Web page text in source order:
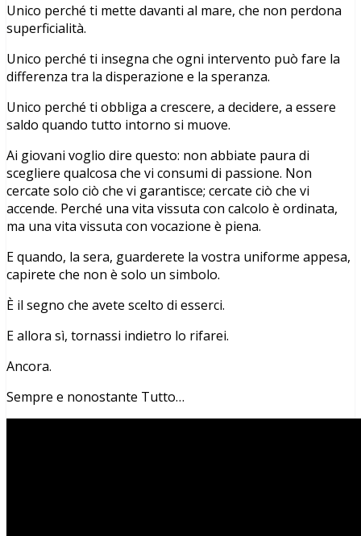
Unico perché ti mette davanti al mare, che non perdona
superficialità.
Unico perché ti insegna che ogni intervento può fare la
differenza tra la disperazione e la speranza.
Unico perché ti obbliga a crescere, a decidere, a essere
saldo quando tutto intorno si muove.
Ai giovani voglio dire questo: non abbiate paura di
scegliere qualcosa che vi consumi di passione. Non
cercate solo ciò che vi garantisce; cercate ciò che vi
accende. Perché una vita vissuta con calcolo è ordinata,
ma una vita vissuta con vocazione è piena.
E quando, la sera, guarderete la vostra uniforme appesa,
capirete che non è solo un simbolo.
È il segno che avete scelto di esserci.
E allora sì, tornassi indietro lo rifarei.
Ancora.
Sempre e nonostante Tutto…